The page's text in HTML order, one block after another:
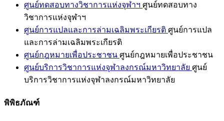
ศูนย์ทดสอบทางวิชาการแห่งจุฬาฯ ศูนย์ทดสอบทาง
วิชาการแห่งจุฬาฯ
ศูนย์การแปลและการล่ามเฉลิมพระเกียรติ ศูนย์การแปล
และการล่ามเฉลิมพระเกียรติ
ศูนย์กฎหมายเพื่อประชาชน ศูนย์กฎหมายเพื่อประชาชน
ศูนย์บริการวิชาการแห่งจุฬาลงกรณ์มหาวิทยาลัย ศูนย์
บริการวิชาการแห่งจุฬาลงกรณ์มหาวิทยาลัย
พิพิธภัณฑ์